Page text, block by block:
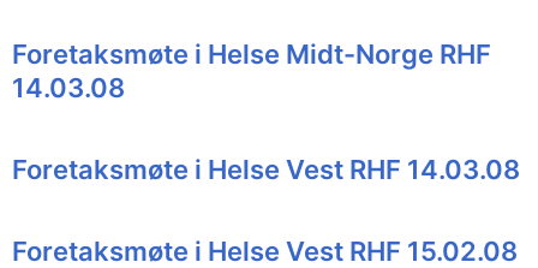
Foretaksmøte i Helse Midt-Norge RHF
14.03.08
Foretaksmøte i Helse Vest RHF 14.03.08
Foretaksmøte i Helse Vest RHF 15.02.08